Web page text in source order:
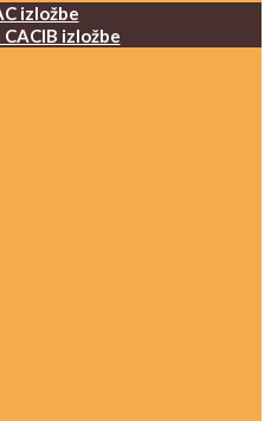
izložbe
izložbe